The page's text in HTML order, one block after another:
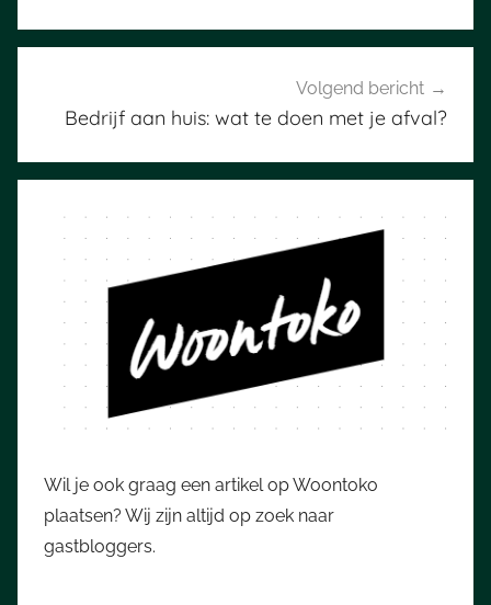
Volgend bericht
Bedrijf aan huis: wat te doen met je afval?
Wil je ook graag een artikel op Woontoko
plaatsen? Wij zijn altijd op zoek naar
gastbloggers.